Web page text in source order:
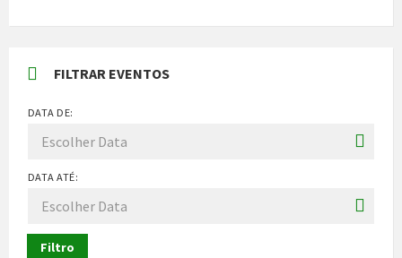
FILTRAR EVENTOS
DATA DE:
DATA ATÉ:
Filtro